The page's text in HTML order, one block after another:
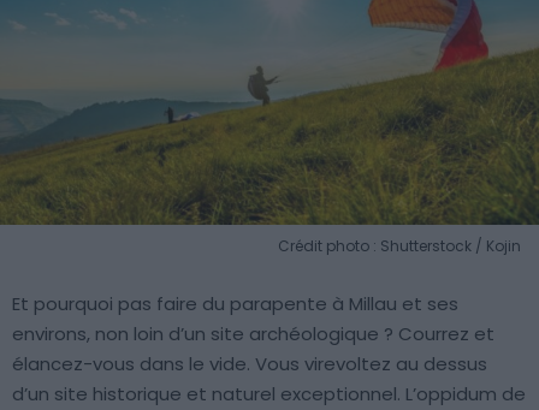
Crédit photo : Shutterstock / Kojin
Et pourquoi pas faire du parapente à Millau et ses
environs, non loin d’un site archéologique ? Courrez et
élancez-vous dans le vide. Vous virevoltez au dessus
d’un site historique et naturel exceptionnel. L’oppidum de